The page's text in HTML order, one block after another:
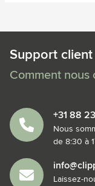
Support client
Comment nous
+31 88
Nous
de 8:30 à
Laissez-